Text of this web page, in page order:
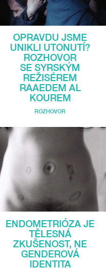
OPRAVDU JSME
UNIKLI UTONUTÍ?
ROZHOVOR
SE SYRSKÝM
REŽISÉREM
RAAEDEM AL
KOUREM
ROZHOVOR
ENDOMETRIÓZA JE
TĚLESNÁ
ZKUŠENOST, NE
GENDEROVÁ
IDENTITA